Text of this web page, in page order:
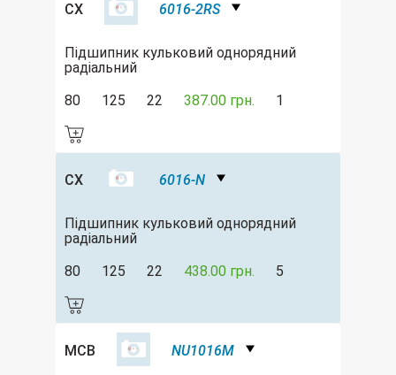
CX 6016-2RS
Підшипник кульковий однорядний
радіальний
80
125 22 387.00 грн. 1
CX 6016-N
Підшипник кульковий однорядний
радіальний
80
125 22 438.00 грн. 5
MCB NU1016M